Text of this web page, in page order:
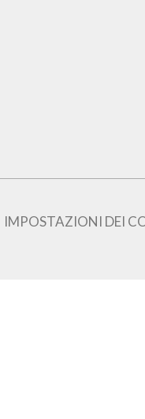
IMPOSTAZIONI DEI